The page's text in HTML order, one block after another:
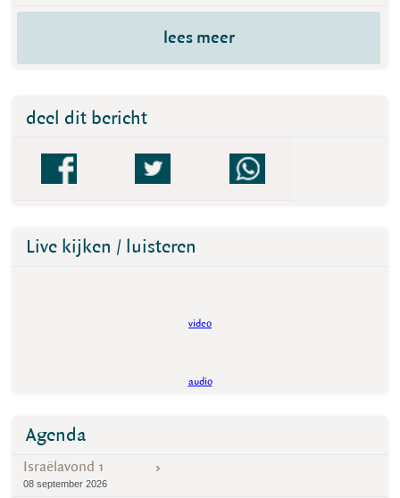
lees meer
deel dit bericht
Live kijken / luisteren
video
audio
Agenda
Israëlavond 1
08 september 2026